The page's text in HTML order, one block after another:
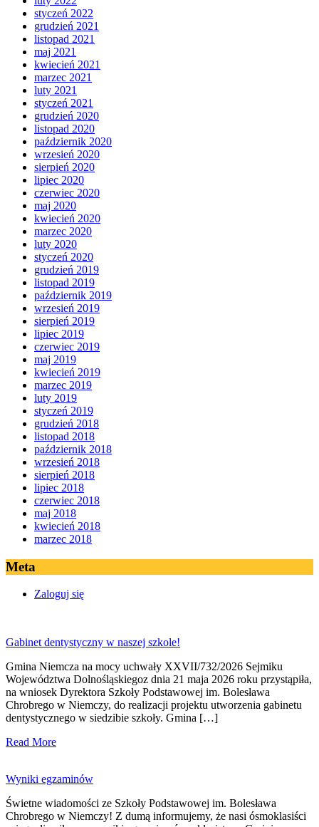
styczeń 2022
grudzień 2021
listopad 2021
maj 2021
kwiecień 2021
marzec 2021
luty 2021
styczeń 2021
grudzień 2020
listopad 2020
październik 2020
wrzesień 2020
sierpień 2020
lipiec 2020
czerwiec 2020
maj 2020
kwiecień 2020
marzec 2020
luty 2020
styczeń 2020
grudzień 2019
listopad 2019
październik 2019
wrzesień 2019
sierpień 2019
lipiec 2019
czerwiec 2019
maj 2019
kwiecień 2019
marzec 2019
luty 2019
styczeń 2019
grudzień 2018
listopad 2018
październik 2018
wrzesień 2018
sierpień 2018
lipiec 2018
czerwiec 2018
maj 2018
kwiecień 2018
marzec 2018
Meta
Zaloguj się
Gabinet dentystyczny w naszej szkole!
Gmina Niemcza na mocy uchwały XXVII/732/2026 Sejmiku
Województwa Dolnośląskiegoz dnia 21 maja 2026 roku przystąpiła,
na wniosek Dyrektora Szkoły Podstawowej im. Bolesława
Chrobrego w Niemczy, do realizacji projektu utworzenia gabinetu
dentystycznego w siedzibie szkoły. Gmina […]
Read More
Wyniki egzaminów
Świetne wiadomości ze Szkoły Podstawowej im. Bolesława
Chrobrego w Niemczy! Z dumą informujemy, że nasi ósmoklasiści